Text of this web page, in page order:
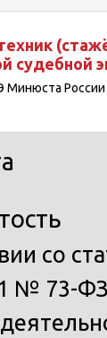
судебной
России
со
№ 73-